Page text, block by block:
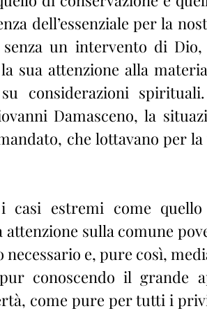
dell’essenziale per la
un intervento di Dio,
sua attenzione alla
considerazioni
Damasceno, la
che lottavano per
casi estremi come quello
sulla comune
necessario e, pure così,
conoscendo il grande
come pure per tutti i